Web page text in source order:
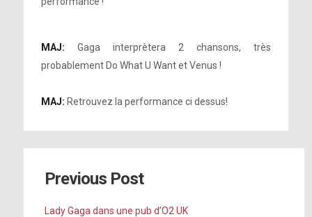
MAJ: Gaga interprètera 2 chansons, très
probablement Do What U Want et Venus !
MAJ: Retrouvez la performance ci dessus!
Previous Post
Lady Gaga dans une pub d’O2 UK